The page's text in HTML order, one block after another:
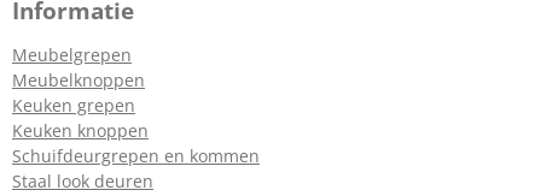
Informatie
Meubelgrepen
Meubelknoppen
Keuken grepen
Keuken knoppen
Schuifdeurgrepen en kommen
Staal look deuren